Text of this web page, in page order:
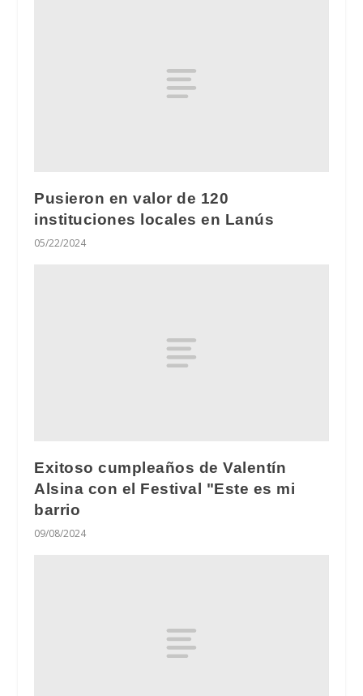
Pusieron en valor de 120
instituciones locales en Lanús
05/22/2024
Exitoso cumpleaños de Valentín
Alsina con el Festival "Este es mi
barrio
09/08/2024